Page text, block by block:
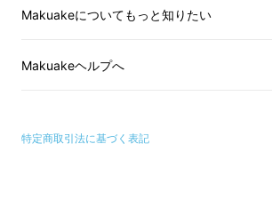
ちょっとハードルが高いですよね。
そしてもう一つの問題。
Makuakeについてもっと知りたい
Makuakeヘルプへ
特定商取引法に基づく表記